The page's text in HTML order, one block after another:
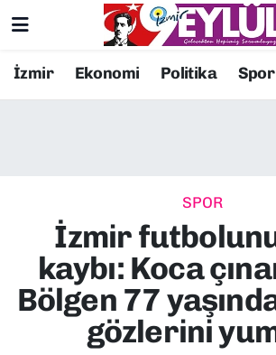
İzmir Ekonomi Politika Spor
SPOR
İzmir
kaybı: Koca
Bölgen 77
gözlerini
Resmi İlanlar
EKONOMİ
KÜLTÜR SANAT
MAGAZİN
Konak Nöbetçi Eczaneler
Süper Lig Puan Durumu ve
Tüm Manşetler
Son Dakika Haberleri
Haber Arşivi